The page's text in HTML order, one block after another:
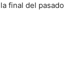
final del pasado